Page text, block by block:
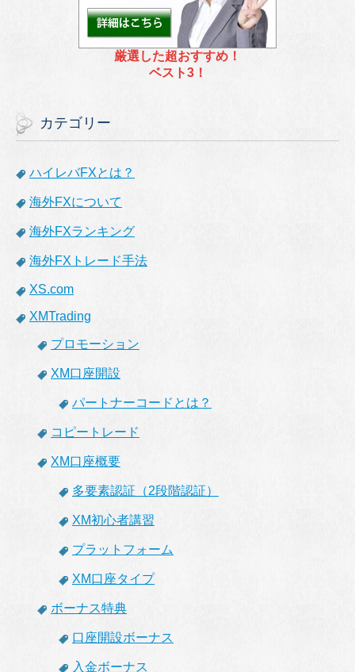
厳選した超おすすめ！
ベスト3！
カテゴリー
ハイレバFXとは？
海外FXについて
海外FXランキング
海外FXトレード手法
XS.com
XMTrading
プロモーション
XM口座開設
パートナーコードとは？
コピートレード
XM口座概要
多要素認証（2段階認証）
XM初心者講習
プラットフォーム
XM口座タイプ
ボーナス特典
口座開設ボーナス
入金ボーナス